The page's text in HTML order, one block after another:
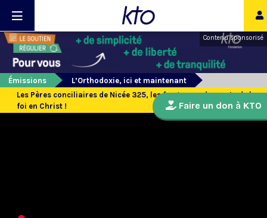
Contenu sponsorisé
Émissions
L’Orthodoxie, ici et maintenant
Les Pères conciliaires de Nicée 325, les forgerons des mots de la
foi en Christ !
Faire un don à KTO